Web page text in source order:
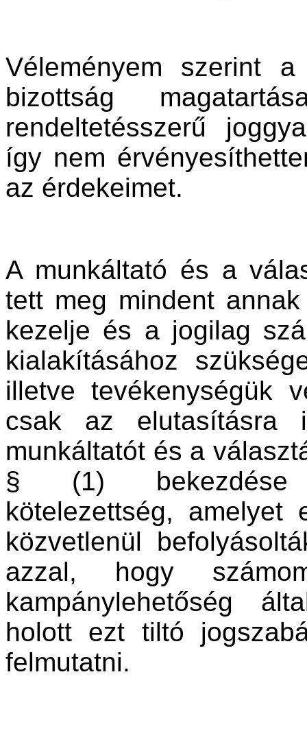
Véleményem szerint
bizottság
rendeltetésszerű
így nem
az érdekeimet.
A munkáltató és a
tett meg mindent
kezelje és a jogilag
kialakításához
illetve tevékenységük
csak az elutasításra
munkáltatót és a
§ (1) bekezdése
kötelezettség,
közvetlenül
azzal, hogy
kampánylehetőség
holott ezt tiltó
felmutatni.